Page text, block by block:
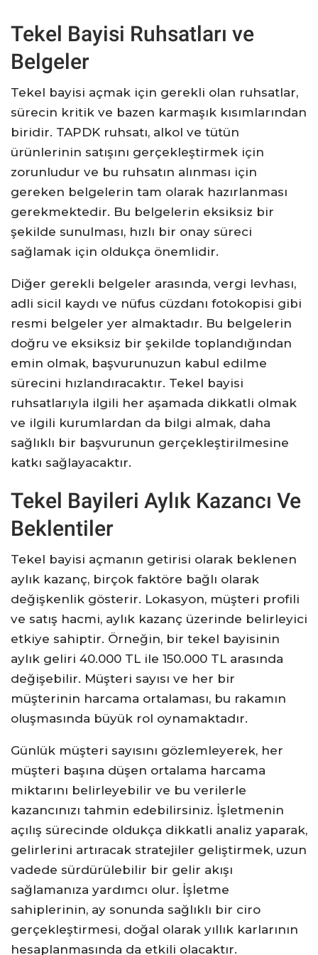
Tekel Bayisi Ruhsatları ve
Belgeler
Tekel bayisi açmak için gerekli olan ruhsatlar,
sürecin kritik ve bazen karmaşık kısımlarından
biridir. TAPDK ruhsatı, alkol ve tütün
ürünlerinin satışını gerçekleştirmek için
zorunludur ve bu ruhsatın alınması için
gereken belgelerin tam olarak hazırlanması
gerekmektedir. Bu belgelerin eksiksiz bir
şekilde sunulması, hızlı bir onay süreci
sağlamak için oldukça önemlidir.
Diğer gerekli belgeler arasında, vergi levhası,
adli sicil kaydı ve nüfus cüzdanı fotokopisi gibi
resmi belgeler yer almaktadır. Bu belgelerin
doğru ve eksiksiz bir şekilde toplandığından
emin olmak, başvurunuzun kabul edilme
sürecini hızlandıracaktır. Tekel bayisi
ruhsatlarıyla ilgili her aşamada dikkatli olmak
ve ilgili kurumlardan da bilgi almak, daha
sağlıklı bir başvurunun gerçekleştirilmesine
katkı sağlayacaktır.
Tekel Bayileri Aylık Kazancı Ve
Beklentiler
Tekel bayisi açmanın getirisi olarak beklenen
aylık kazanç, birçok faktöre bağlı olarak
değişkenlik gösterir. Lokasyon, müşteri profili
ve satış hacmi, aylık kazanç üzerinde belirleyici
etkiye sahiptir. Örneğin, bir tekel bayisinin
aylık geliri 40.000 TL ile 150.000 TL arasında
değişebilir. Müşteri sayısı ve her bir
müşterinin harcama ortalaması, bu rakamın
oluşmasında büyük rol oynamaktadır.
Günlük müşteri sayısını gözlemleyerek, her
müşteri başına düşen ortalama harcama
miktarını belirleyebilir ve bu verilerle
kazancınızı tahmin edebilirsiniz. İşletmenin
açılış sürecinde oldukça dikkatli analiz yaparak,
gelirlerini artıracak stratejiler geliştirmek, uzun
vadede sürdürülebilir bir gelir akışı
sağlamanıza yardımcı olur. İşletme
sahiplerinin, ay sonunda sağlıklı bir ciro
gerçekleştirmesi, doğal olarak yıllık karlarının
hesaplanmasında da etkili olacaktır.